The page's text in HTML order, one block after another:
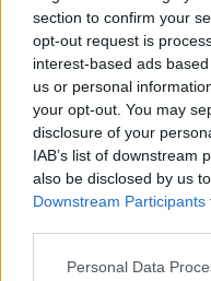
section to confirm your
opt-out request is
interest-based ads
us or personal
your opt-out. You may
disclosure of your
IAB’s list of downstream
also be disclosed by us
Downstream Participants
Please note that this
Personal Data
τη καριερα μου) Η
μεχρι σημερα
ποσο μετανιωσε που
ολοκληρωσουμε μαζι
καταλαβατε τη θεση
Απαντήστε